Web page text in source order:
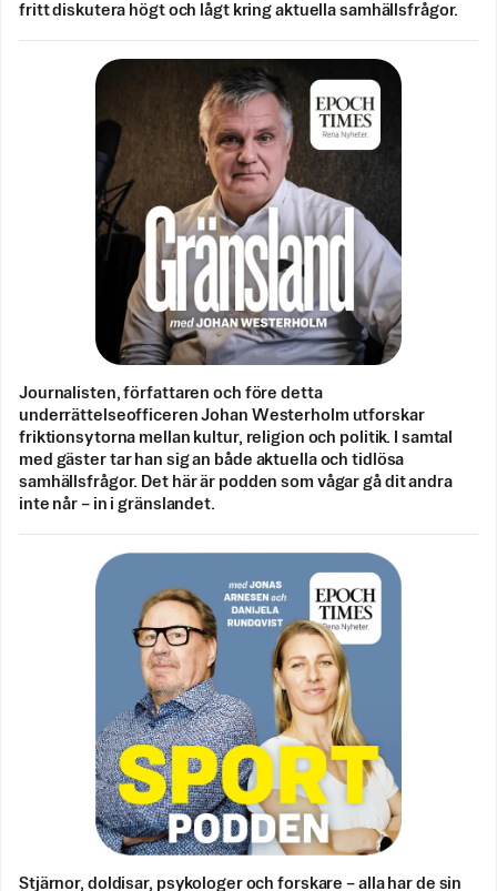
fritt diskutera högt och lågt kring aktuella samhällsfrågor.
Journalisten, författaren och före detta
underrättelseofficeren Johan Westerholm utforskar
friktionsytorna mellan kultur, religion och politik. I samtal
med gäster tar han sig an både aktuella och tidlösa
samhällsfrågor. Det här är podden som vågar gå dit andra
inte når – in i gränslandet.
Stjärnor, doldisar, psykologer och forskare – alla har de sin